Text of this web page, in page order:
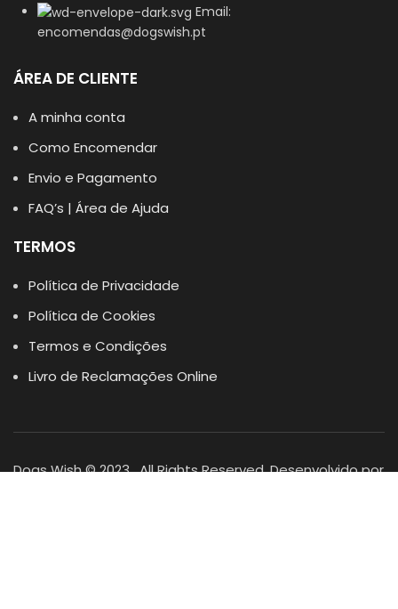
Email:
encomendas@dogswish.pt
ÁREA DE CLIENTE
A minha conta
Como Encomendar
Envio e Pagamento
FAQ’s | Área de Ajuda
TERMOS
Política de Privacidade
Política de Cookies
Termos e Condições
Livro de Reclamações Online
Dogs Wish © 2023 . All Rights Reserved. Desenvolvido por